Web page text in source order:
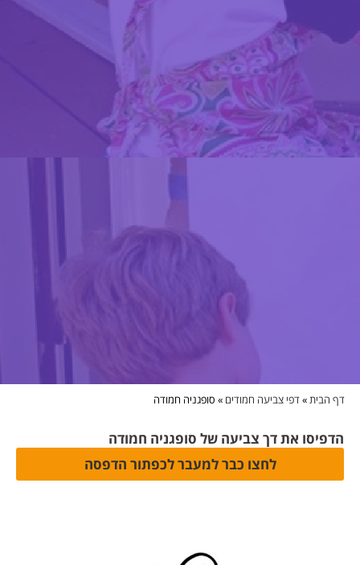
דף הבית»דפי צביעה חמודים » סופגניה חמודה
הדפיסו את דך צביעה של סופגניה חמודה
לחצו כבר למעבר לכפתור הדפסה